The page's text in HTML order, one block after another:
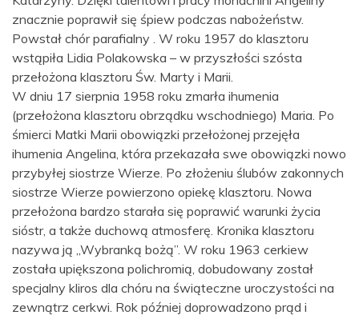
znacznie poprawił się śpiew podczas nabożeństw.
Powstał chór parafialny . W roku 1957 do klasztoru
wstąpiła Lidia Polakowska – w przyszłości szósta
przełożona klasztoru Św. Marty i Marii.
W dniu 17 sierpnia 1958 roku zmarła ihumenia
(przełożona klasztoru obrządku wschodniego) Maria. Po
śmierci Matki Marii obowiązki przełożonej przejęła
ihumenia Angelina, która przekazała swe obowiązki nowo
przybyłej siostrze Wierze. Po złożeniu ślubów zakonnych
siostrze Wierze powierzono opiekę klasztoru. Nowa
przełożona bardzo starała się poprawić warunki życia
sióstr, a także duchową atmosferę. Kronika klasztoru
nazywa ją „Wybranką bożą”. W roku 1963 cerkiew
została upiększona polichromią, dobudowany został
specjalny kliros dla chóru na świąteczne uroczystości na
zewnątrz cerkwi. Rok później doprowadzono prąd i